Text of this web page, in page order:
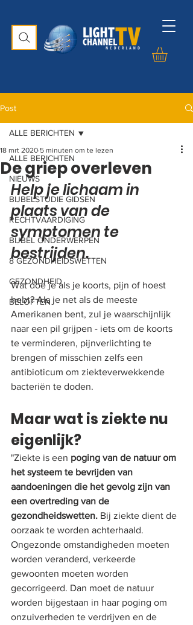
Post
ALLE BERICHTEN
NIEUWS
BIJBELSTUDIE GIDSEN
RECHTVAARDIGING
BIJBEL ONDERWERPEN
8 GEZONDHEIDSWETTEN
GEZONDHEID
BELOFTEN
ALLE BERICHTEN
De griep overleven
18 mrt 2020 5 minuten om te lezen
Help je lichaam in
plaats van de
symptomen te
bestrijden.
Wat doe je als je koorts, pijn of hoest
hebt? Als je net als de meeste
Amerikanen bent, zul je waarschijnlijk
naar een pil grijpen - iets om de koorts
te verminderen, pijnverlichting te
brengen of misschien zelfs een
antibioticum om ziekteverwekkende
bacteriën te doden.
Maar wat is ziekte nu
eigenlijk?
"Ziekte is een poging van de natuur om
het systeem te bevrijden van
aandoeningen die het gevolg zijn van
een overtreding van de
gezondheidswetten. Bij ziekte dient de
oorzaak te worden achterhaald.
Ongezonde omstandigheden moeten
worden veranderd, verkeerde
gewoonten moeten worden
gecorrigeerd. Dan moet de natuur
worden bijgestaan in haar poging om
onzuiverheden te verdrijven en de